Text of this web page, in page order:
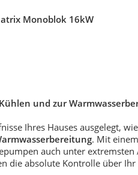
Monoblok 16kW
und zur
Ihres Hauses ausgelegt,
. Mit
auch unter
die absolute Kontrolle über